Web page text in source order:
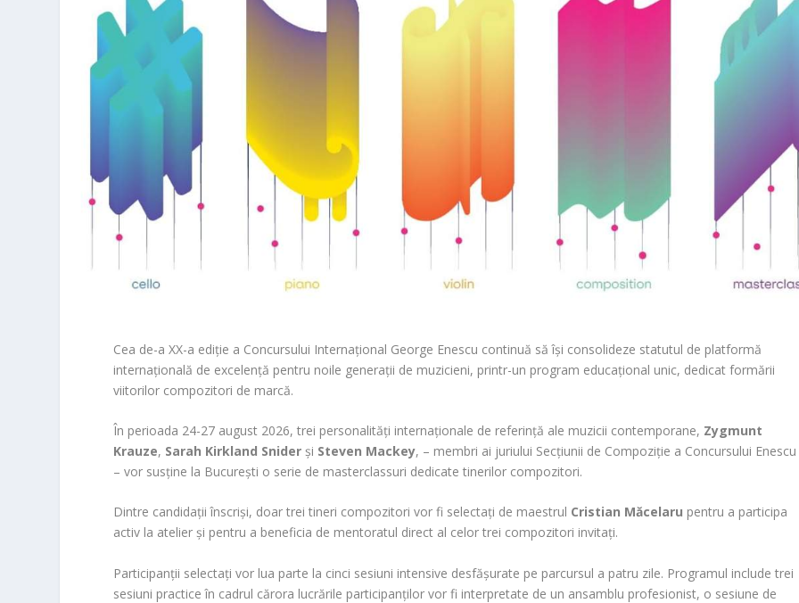
Cea de-a XX-a ediție a Concursului Internațional George Enescu continuă să își consolideze statutul de platformă
internațională de excelență pentru noile generații de muzicieni, printr-un program educațional unic, dedicat formării
viitorilor compozitori de marcă.
În perioada 24-27 august 2026, trei personalități internaționale de referință ale muzicii contemporane, Zygmunt
Krauze, Sarah Kirkland Snider și Steven Mackey, – membri ai juriului Secțiunii de Compoziție a Concursului Enescu
– vor susține la București o serie de masterclassuri dedicate tinerilor compozitori.
Dintre candidații înscriși, doar trei tineri compozitori vor fi selectați de maestrul Cristian Măcelaru pentru a participa
activ la atelier și pentru a beneficia de mentoratul direct al celor trei compozitori invitați.
Participanții selectați vor lua parte la cinci sesiuni intensive desfășurate pe parcursul a patru zile. Programul include trei
sesiuni practice în cadrul cărora lucrările participanților vor fi interpretate de un ansamblu profesionist, o sesiune de